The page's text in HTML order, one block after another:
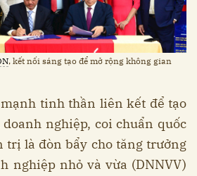
, kết nối sáng tạo để mở rộng không gian
tinh thần liên kết để tạo
nghiệp, coi chuẩn quốc
trị là đòn bẩy cho tăng trưởng
nghiệp nhỏ và vừa (DNNVV)